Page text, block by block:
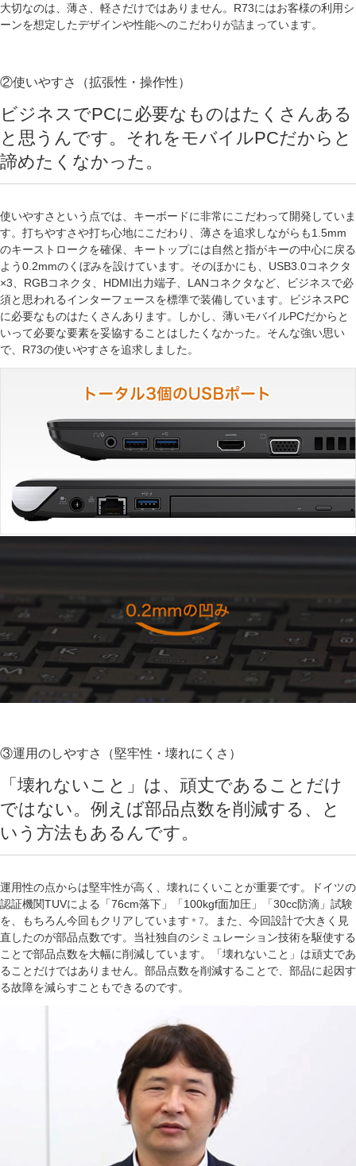
大切なのは、薄さ、軽さだけではありません。R73にはお客様の利用シ
ーンを想定したデザインや性能へのこだわりが詰まっています。
②使いやすさ（拡張性・操作性）
ビジネスでPCに必要なものはたくさんある
と思うんです。 それをモバイルPCだからと
諦めたくなかった。
使いやすさという点では、キーボードに非常にこだわって開発していま
す。打ちやすさや打ち心地にこだわり、薄さを追求しながらも1.5mm
のキーストロークを確保、キートップには自然と指がキーの中心に戻る
よう0.2mmのくぼみを設けています。そのほかにも、USB3.0コネクタ
×3、RGBコネクタ、HDMI出力端子、LANコネクタなど、ビジネスで必
須と思われるインターフェースを標準で装備しています。ビジネスPC
に必要なものはたくさんあります。しかし、薄いモバイルPCだからと
いって必要な要素を妥協することはしたくなかった。そんな強い思い
で、R73の使いやすさを追求しました。
③運用のしやすさ（堅牢性・壊れにくさ）
「壊れないこと」は、頑丈であることだけ
ではない。 例えば部品点数を削減する、と
いう方法もあるんです。
運用性の点からは堅牢性が高く、壊れにくいことが重要です。ドイツの
認証機関TUVによる「76cm落下」「100kgf面加圧」「30cc防滴」試験
を、もちろん今回もクリアしています ＊7。また、今回設計で大きく見
直したのが部品点数です。当社独自のシミュレーション技術を駆使する
ことで部品点数を大幅に削減しています。「壊れないこと」は頑丈であ
ることだけではありません。部品点数を削減することで、部品に起因す
る故障を減らすこともできるのです。